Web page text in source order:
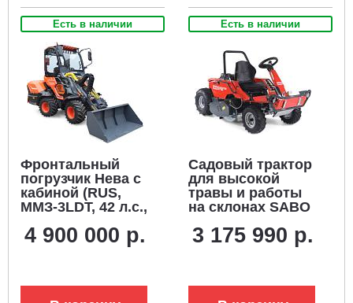
Есть в наличии
Фронтальный
погрузчик Нева с
кабиной (RUS,
ММЗ-3LDT, 42 л.с.,
грузоподъемность
1200 кг, 2100 кг)
4 900 000 р.
Есть в наличии
Садовый трактор
для высокой
травы и работы
на склонах SABO
AWD (GER, B&S
Intek 8-44C8, 724
3 175 990 р.